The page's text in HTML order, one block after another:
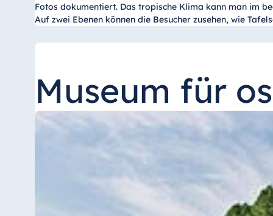
Fotos dokumentiert. Das tropische Klima kann man im
Auf zwei Ebenen können die Besucher zusehen, wie
Museum für